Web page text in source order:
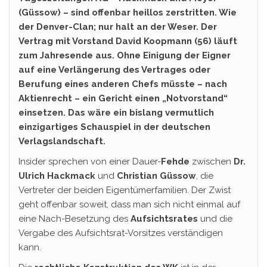
(Güssow) – sind offenbar heillos zerstritten. Wie
der Denver-Clan; nur halt an der Weser. Der
Vertrag mit Vorstand David Koopmann (56) läuft
zum Jahresende aus. Ohne Einigung der Eigner
auf eine Verlängerung des Vertrages oder
Berufung eines anderen Chefs müsste – nach
Aktienrecht – ein Gericht einen „Notvorstand“
einsetzen. Das wäre ein bislang vermutlich
einzigartiges Schauspiel in der deutschen
Verlagslandschaft.
Insider sprechen von einer Dauer-Fehde zwischen Dr.
Ulrich Hackmack und Christian Güssow, die
Vertreter der beiden Eigentümerfamilien. Der Zwist
geht offenbar soweit, dass man sich nicht einmal auf
eine Nach-Besetzung des Aufsichtsrates und die
Vergabe des Aufsichtsrat-Vorsitzes verständigen
kann.